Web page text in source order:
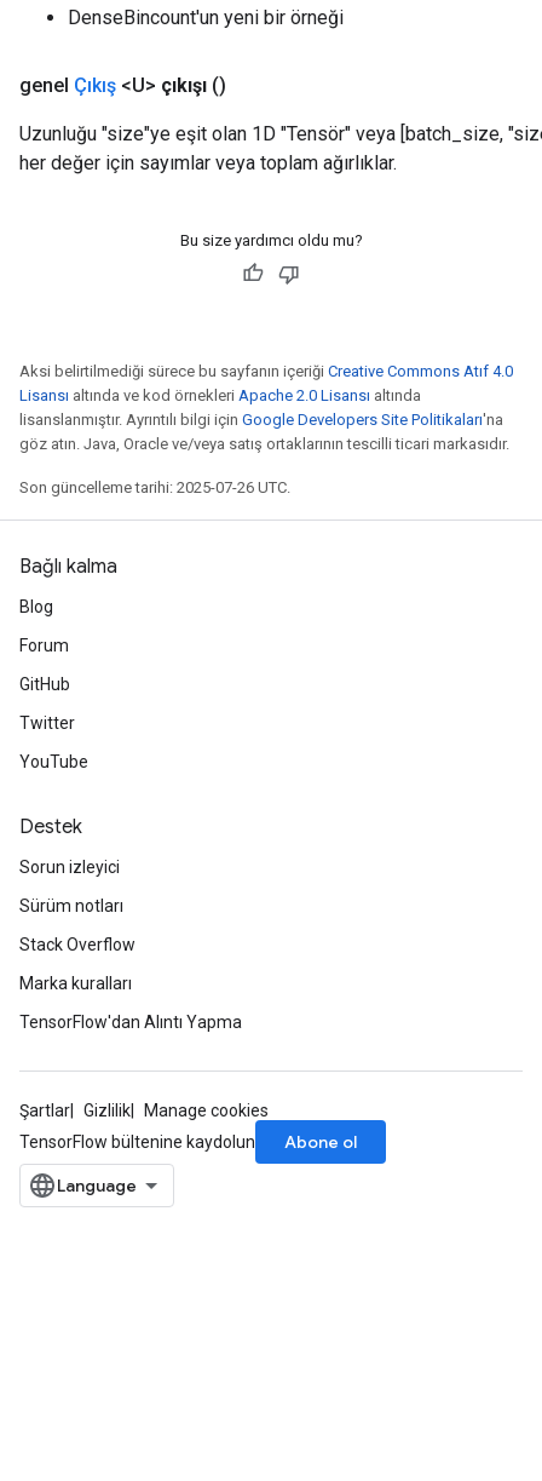
DenseBincount'un yeni bir örneği
genel Çıkış <U> çıkışı ()
Uzunluğu "size"ye eşit olan 1D "Tensör" veya [batch_size,
her değer için sayımlar veya toplam ağırlıklar.
Bu size yardımcı oldu mu?
Aksi belirtilmediği sürece bu sayfanın içeriği Creative Commons Atıf 4.0
Lisansı altında ve kod örnekleri Apache 2.0 Lisansı altında
lisanslanmıştır. Ayrıntılı bilgi için Google Developers Site Politikaları'na
göz atın. Java, Oracle ve/veya satış ortaklarının tescilli ticari markasıdır.
Son güncelleme tarihi: 2025-07-26 UTC.
Bağlı kalma
Blog
Forum
GitHub
Twitter
YouTube
Destek
Sorun izleyici
Sürüm notları
Stack Overflow
Marka kuralları
TensorFlow'dan Alıntı Yapma
Şartlar Gizlilik
Manage cookies
TensorFlow bültenine kaydolun
Abone ol